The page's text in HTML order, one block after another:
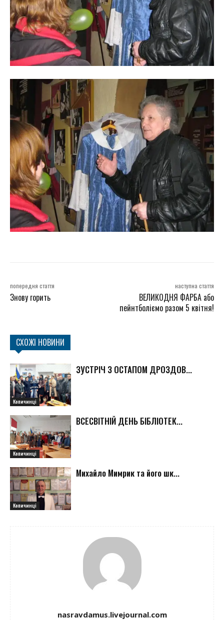
попередня стаття
Знову горить
наступна стаття
ВЕЛИКОДНЯ ФАРБА або
пейнтболіємо разом 5 квітня!
СХОЖІ НОВИНИ
Копичинці
ЗУСТРІЧ З ОСТАПОМ ДРОЗДОВ...
Копичинці
ВСЕСВІТНІЙ ДЕНЬ БІБЛІОТЕК...
Копичинці
Михайло Мимрик та його шк...
nasravdamus.livejournal.com